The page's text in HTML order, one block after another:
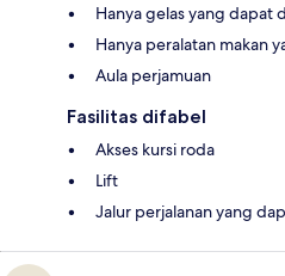
Hanya gelas yang dapat
Hanya peralatan makan
Aula perjamuan
Fasilitas difabel
Akses kursi roda
Lift
Jalur perjalanan yang